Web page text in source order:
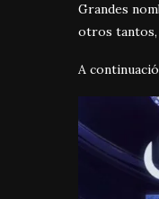
Grandes
otros tantos,
A